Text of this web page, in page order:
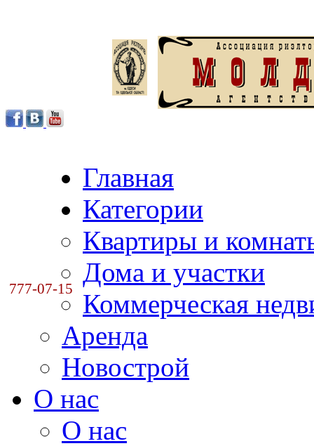
777-07-15
Главная
Категории
Квартиры и
Дома и участки
Коммерческая
Аренда
Новострой
О нас
О нас